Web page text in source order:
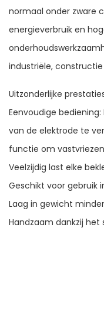
normaal onder zware
energieverbruik en
industriële,
Uitzonderlijke
Eenvoudige
van de elektrode te
functie om
Veelzijdig last elke
Geschikt voor gebruik
Laag in gewicht
Handzaam dankzij het